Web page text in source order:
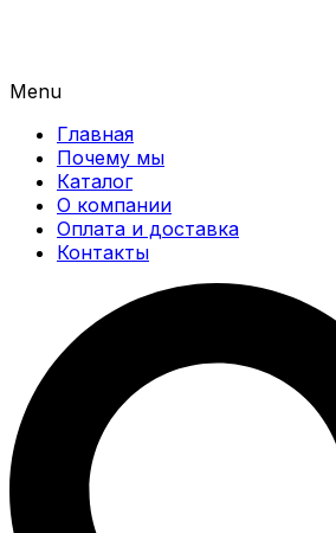
Menu
Главная
Почему мы
Каталог
О компании
Оплата и доставка
Контакты